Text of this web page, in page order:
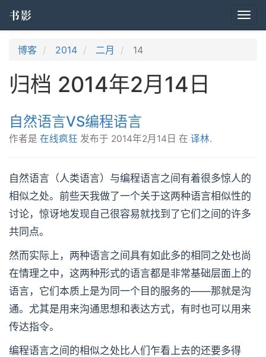
书影
博客 2014 二月 14
归档 2014年2月14日
自然语言VS编程语言
作者是 在线疯狂 发布于 2014年2月14日 在 译林.
自然语言（人类语言）与编程语言之间有着很多惊人的
相似之处。前些天我做了一个关于这两种语言相似性的
讨论，惊讶地发现自己很容易就找到了它们之间的许多
共同点。
然而实际上，两种语言之间具有如此多的相同之处也尚
在情理之中，这两种形式的语言都是非常基础层面上的
语言，它们本质上是为同一个目的服务的——那就是沟
通。尤其是用来沟通思想和表达方式，有时也可以用来
传达指令。
编程语言之间的相似之处比人们乍看上去的还要多得